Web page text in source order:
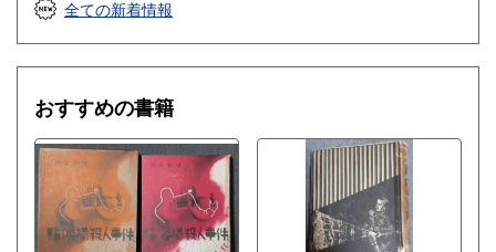
全ての新着情報
おすすめの書籍